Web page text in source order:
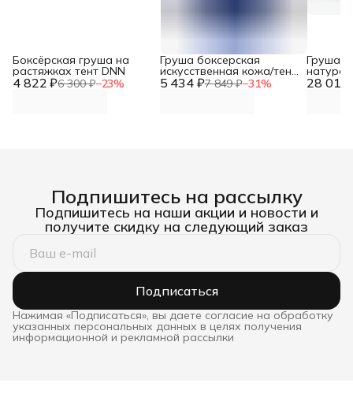
4 822 ₽6 300 ₽−23%
Боксёрская груша на
растяжках тент DNN
5 434 ₽7 849 ₽−31%
Груша боксерская
искусственная кожа/тент
25кг DNN 28 014
Груша
Высота
Подпишитесь на рассылку
Подпишитесь на наши акции и новости и
получите скидку на следующий заказ
Подписаться
Нажимая «Подписаться», вы даете согласие на обработку
указанных персональных данных в целях получения
информационной и рекламной рассылки